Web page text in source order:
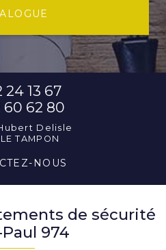
24 13 67
60 62 80
Delisle
TAMPON
NOUS
de sécurité
974